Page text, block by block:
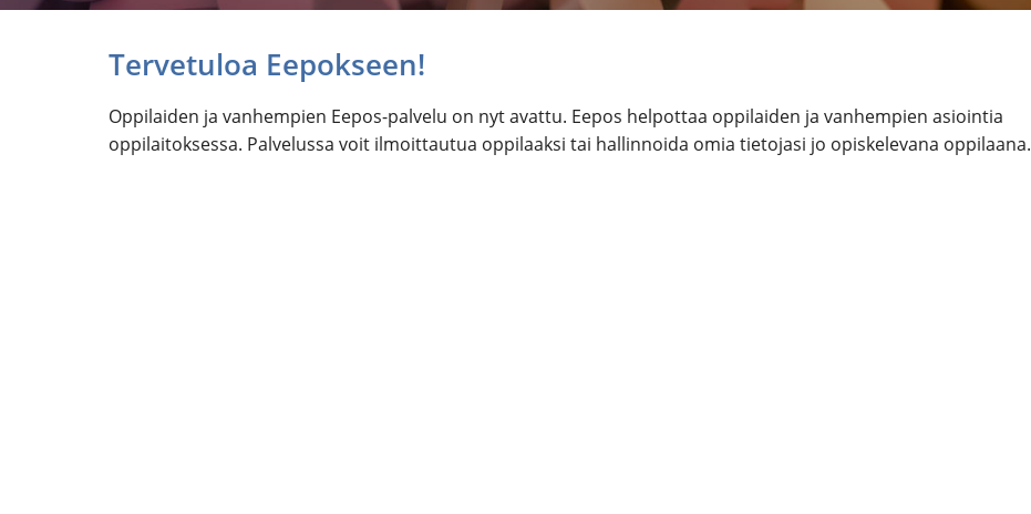
Tervetuloa Eepokseen!
Oppilaiden ja vanhempien Eepos-palvelu on nyt avattu. Eepos helpottaa oppilaiden ja vanhempien asiointia
oppilaitoksessa. Palvelussa voit ilmoittautua oppilaaksi tai hallinnoida omia tietojasi jo opiskelevana oppilaana.